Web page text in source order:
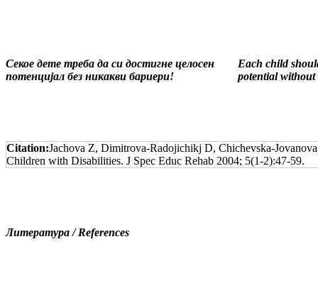
Секое дете треба да си достигне целосен
потенцијал без никакви бариери!
Each child
potential without
Citation:Jachova Z, Dimitrova-Radojichikj D, Chichevska-
Children with Disabilities. J Spec Educ Rehab 2004; 5(1-2):47-59.
Литература / References